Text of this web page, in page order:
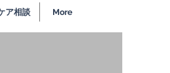
ア相談 More